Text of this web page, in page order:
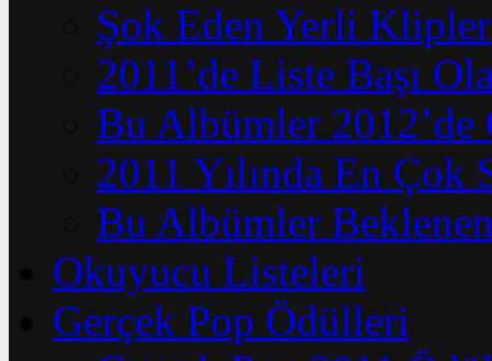
Şok Eden Yerli Klipler
2011’de Liste Başı
Bu Albümler
2011 Yılında En Çok
Bu Albümler
Okuyucu Listeleri
Gerçek Pop Ödülleri